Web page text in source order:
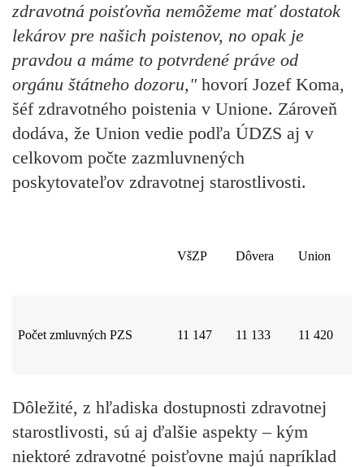
zdravotná poisťovňa nemôžeme mať dostatok
lekárov pre našich poistenov, no opak je
pravdou a máme to potvrdené práve od
orgánu štátneho dozoru,"hovorí Jozef Koma,
šéf zdravotného poistenia v Unione. Zároveň
dodáva, že Union vedie podľa ÚDZS aj v
celkovom počte zazmluvnených
poskytovateľov zdravotnej starostlivosti.
VšZP Dôvera Union
Počet zmluvných PZS 11 147 11 133 11 420
Dôležité, z hľadiska dostupnosti zdravotnej
starostlivosti, sú aj ďalšie aspekty – kým
niektoré zdravotné poisťovne majú napríklad